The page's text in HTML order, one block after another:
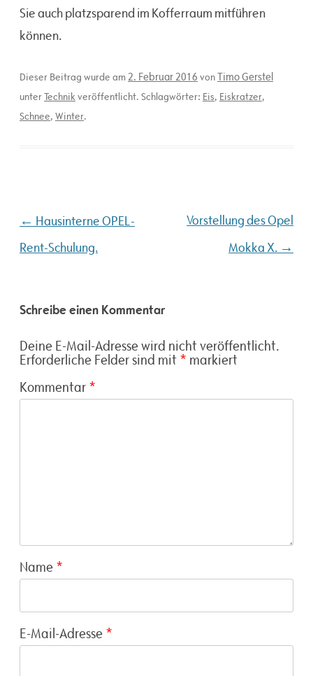
Sie auch platzsparend im Kofferraum mitführen
können.
Dieser Beitrag wurde am 2. Februar 2016 vonTimo Gerstel
unterTechnikveröffentlicht. Schlagwörter: Eis, Eiskratzer,
Schnee, Winter.
Beitragsnavigation
← Hausinterne OPEL-
Rent-Schulung.
Vorstellung des Opel
Mokka X. →
Schreibe einen Kommentar
Deine E-Mail-Adresse wird nicht veröffentlicht.
Erforderliche Felder sind mit * markiert
Kommentar *
Name *
E-Mail-Adresse *